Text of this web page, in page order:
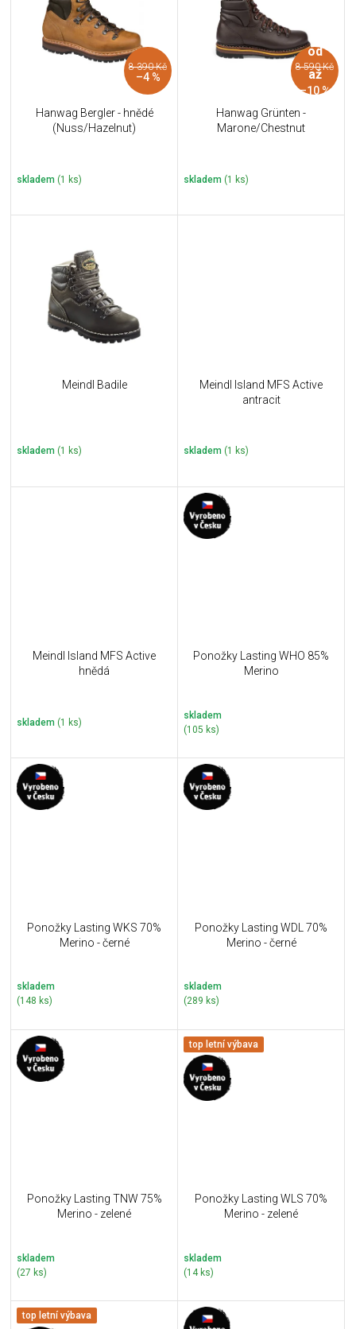
8 390 Kč
–4 %
Hanwag Bergler - hnědé
(Nuss/Hazelnut)
skladem (1 ks)
od
8 590 Kč
až
–10 %
Hanwag Grünten -
Marone/Chestnut
skladem (1 ks)
Meindl Badile
skladem (1 ks)
Meindl Island MFS Active
antracit
skladem (1 ks)
Meindl Island MFS Active
hnědá
skladem (1 ks)
Ponožky Lasting WHO 85%
Merino
skladem
(105 ks)
Ponožky Lasting WKS 70%
Merino - černé
skladem
(148 ks)
Ponožky Lasting WDL 70%
Merino - černé
skladem
(289 ks)
Ponožky Lasting TNW 75%
Merino - zelené
skladem
(27 ks)
top letní výbava
Ponožky Lasting WLS 70%
Merino - zelené
skladem
(14 ks)
top letní výbava